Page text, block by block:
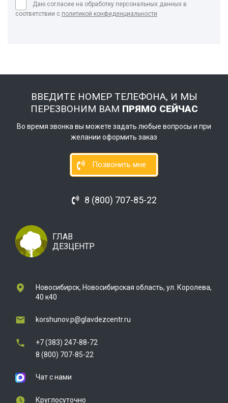
Даю согласие на обработку персональных данных в
соответствии с политикой конфиденциальности
ВВЕДИТЕ НОМЕР ТЕЛЕФОНА, И МЫ
ПЕРЕЗВОНИМ ВАМ ПРЯМО СЕЙЧАС
Во время звонка вы можете задать любые вопросы и при
желании оформить заказ
Позвонить мне
8 (800) 707-85-22
ГЛАВ
ДЕЗЦЕНТР
Новосибирск, Новосибирская область, ул. Королева,
40 к40
korshunov.p@glavdezcentr.ru
+7 (383) 247-88-72
8 (800) 707-85-22
Чат с нами
Круглосуточно